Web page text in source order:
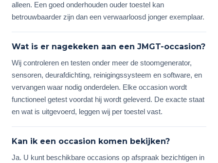
alleen. Een goed onderhouden ouder toestel kan
betrouwbaarder zijn dan een verwaarloosd jonger exemplaar.
Wat is er nagekeken aan een JMGT-occasion?
Wij controleren en testen onder meer de stoomgenerator,
sensoren, deurafdichting, reinigingssysteem en software, en
vervangen waar nodig onderdelen. Elke occasion wordt
functioneel getest voordat hij wordt geleverd. De exacte staat
en wat is uitgevoerd, leggen wij per toestel vast.
Kan ik een occasion komen bekijken?
Ja. U kunt beschikbare occasions op afspraak bezichtigen in